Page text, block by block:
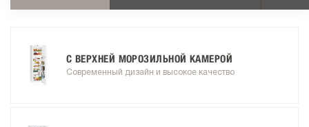
С ВЕРХНЕЙ МОРОЗИЛЬНОЙ КАМЕРОЙ
Современный дизайн и высокое качество